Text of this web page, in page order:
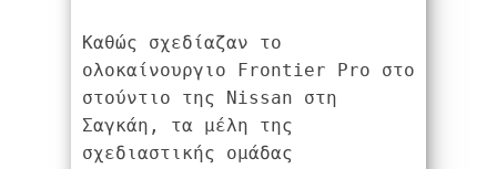
Καθώς σχεδίαζαν το
ολοκαίνουργιο Frontier Pro στο
στούντιο της Nissan στη
Σαγκάη, τα μέλη της
σχεδιαστικής ομάδας